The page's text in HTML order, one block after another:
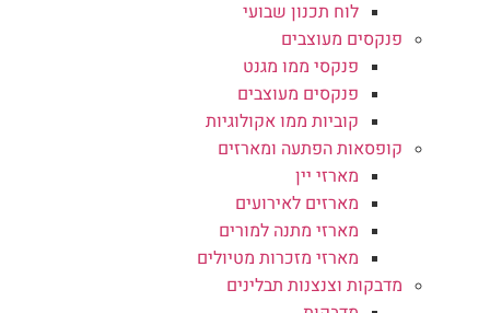
לוח תכנון שבועי
פנקסים מעוצבים
פנקסי ממו מגנט
פנקסים מעוצבים
קוביות ממו אקולוגיות
קופסאות הפתעה ומארזים
מארזי יין
מארזים לאירועים
מארזי מתנה למורים
מארזי מזכרות מטיולים
מדבקות וצנצנות תבלינים